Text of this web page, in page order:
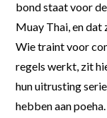
bond staat voor
Muay Thai, en dat
Wie traint voor
regels werkt, zit
hun uitrusting
hebben aan